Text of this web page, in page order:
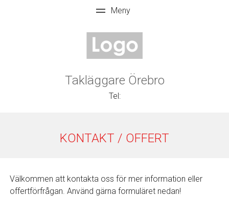
Takläggare Örebro
Tel:
KONTAKT / OFFERT
Välkommen att kontakta oss för mer information eller
offertförfrågan. Använd gärna formuläret nedan!